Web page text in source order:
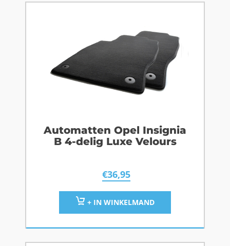
Automatten Opel Insignia
B 4-delig Luxe Velours
€36,95
+ IN WINKELMAND